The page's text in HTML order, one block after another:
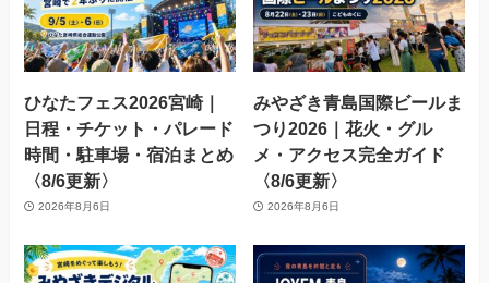
ひなたフェス2026宮崎｜
日程・チケット・パレード
時間・駐車場・宿泊まとめ
〈8/6更新〉
2026年8月6日
みやざき青島国際ビールま
つり2026｜花火・グル
メ・アクセス完全ガイド
〈8/6更新〉
2026年8月6日